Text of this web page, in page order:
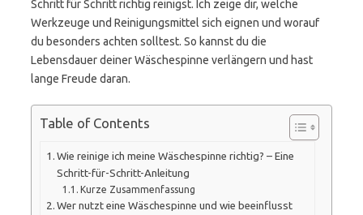
Schritt für Schritt richtig reinigst. Ich zeige dir, welche
Werkzeuge und Reinigungsmittel sich eignen und worauf
du besonders achten solltest. So kannst du die
Lebensdauer deiner Wäschespinne verlängern und hast
lange Freude daran.
Table of Contents
Wie reinige ich meine Wäschespinne richtig? – Eine
Schritt-für-Schritt-Anleitung
Kurze Zusammenfassung
Wer nutzt eine Wäschespinne und wie beeinflusst